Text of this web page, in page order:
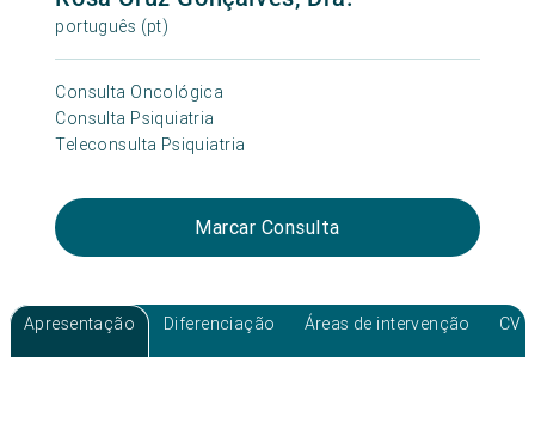
português (pt)
Consulta Oncológica
Consulta Psiquiatria
Teleconsulta Psiquiatria
Marcar Consulta
Apresentação Diferenciação Áreas de intervenção CV